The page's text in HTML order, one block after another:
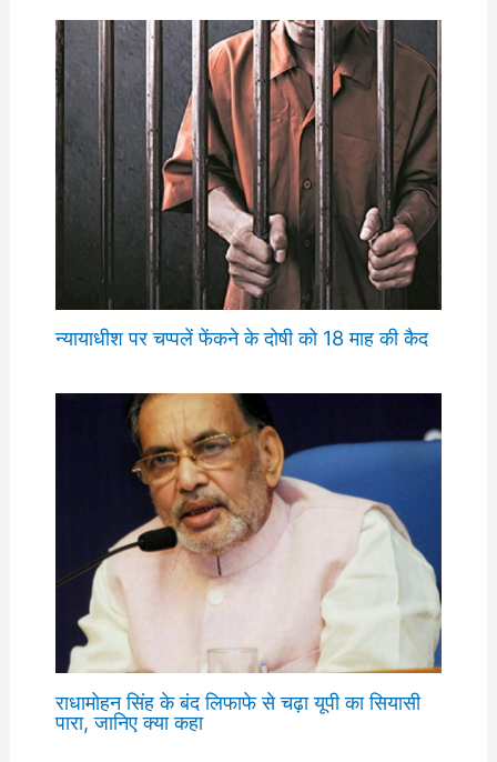
न्यायाधीश पर चप्पलें फेंकने के दोषी को 18 माह की कैद
राधामोहन सिंह के बंद लिफाफे से चढ़ा यूपी का सियासी
पारा, जानिए क्या कहा